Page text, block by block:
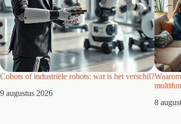
Cobots of industriële robots: wat is het verschil?
9 augustus 2026
8